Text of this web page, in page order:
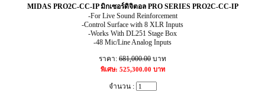
MIDAS PRO2C-CC-IP มิกเซอร์ดิจิตอล PRO SERIES PRO2C-CC-IP
-For Live Sound Reinforcement
-Control Surface with 8 XLR Inputs
-Works With DL251 Stage Box
-48 Mic/Line Analog Inputs
ราคา: 681,000.00 บาท
พิเศษ: 525,300.00 บาท
จำนวน :